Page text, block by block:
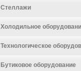
Стеллажи
Холодильное
Технологическое
Бутиковое оборудование